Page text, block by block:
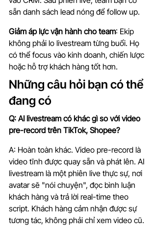
sẵn danh sách lead nóng để follow up.
Giảm áp lực vận hành cho team: Ekip
không phải lo livestream từng buổi. Họ
có thể focus vào kinh doanh, chiến lược
hoặc hỗ trợ khách hàng tốt hơn.
Những câu hỏi bạn có thể
đang có
Q: AI livestream có khác gì so với video
pre-record trên TikTok, Shopee?
A: Hoàn toàn khác. Video pre-record là
video tĩnh được quay sẵn và phát lên. AI
livestream là một phiên live thực sự, nơi
avatar sẽ "nói chuyện", đọc bình luận
khách hàng và trả lời real-time theo
script. Khách hàng cảm nhận được sự
tương tác, không phải chỉ xem video cũ.